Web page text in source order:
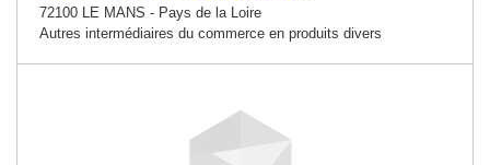
72100 LE MANS - Pays de la Loire
Autres intermédiaires du commerce en produits divers